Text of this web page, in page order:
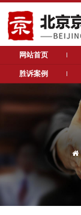
网站首页
胜诉案例